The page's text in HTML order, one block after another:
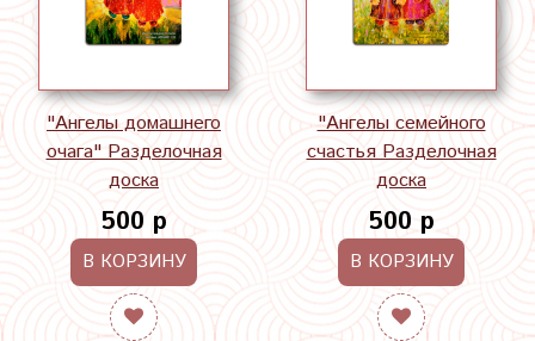
"Ангелы домашнего
очага" Разделочная
доска
500 р
В КОРЗИНУ
"Ангелы семейного
счастья Разделочная
доска
500 р
В КОРЗИНУ